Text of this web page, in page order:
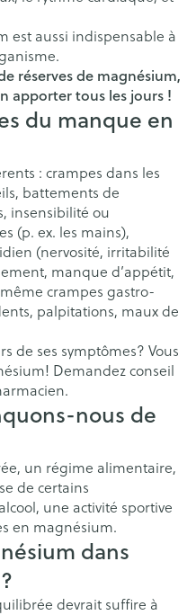
est aussi indispensable à
réserves de magnésium,
apporter tous les jours !
du manque en
: crampes dans les
battements de
insensibilité ou
(p. ex. les mains),
(nervosité, irritabilité
manque d’appétit,
crampes gastro-
palpitations, maux de
de ses symptômes? Vous
Demandez conseil
nous de
un régime alimentaire,
de certains
une activité sportive
en magnésium.
dans
devrait suffire à